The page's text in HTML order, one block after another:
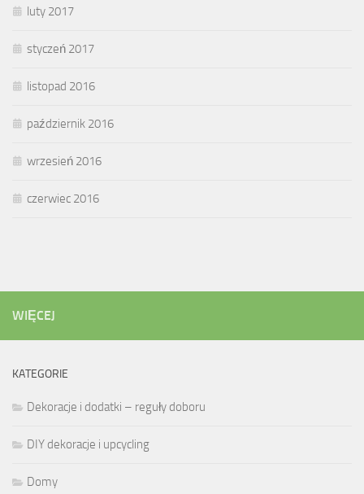
luty 2017
styczeń 2017
listopad 2016
październik 2016
wrzesień 2016
czerwiec 2016
WIĘCEJ
KATEGORIE
Dekoracje i dodatki – reguły doboru
DIY dekoracje i upcycling
Domy